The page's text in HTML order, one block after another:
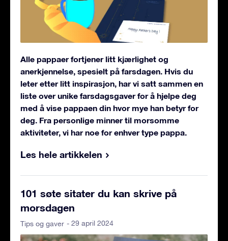
Alle pappaer fortjener litt kjærlighet og
anerkjennelse, spesielt på farsdagen. Hvis du
leter etter litt inspirasjon, har vi satt sammen en
liste over unike farsdagsgaver for å hjelpe deg
med å vise pappaen din hvor mye han betyr for
deg. Fra personlige minner til morsomme
aktiviteter, vi har noe for enhver type pappa.
Les hele artikkelen
101 søte sitater du kan skrive på
morsdagen
Tips og gaver - 29 april 2024